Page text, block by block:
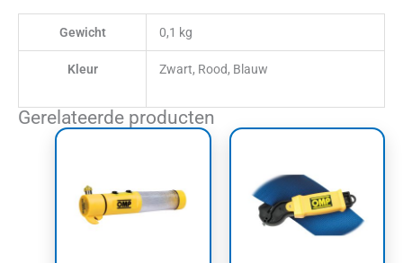
Gewicht 0,1 kg
Kleur Zwart, Rood, Blauw
Gerelateerde producten